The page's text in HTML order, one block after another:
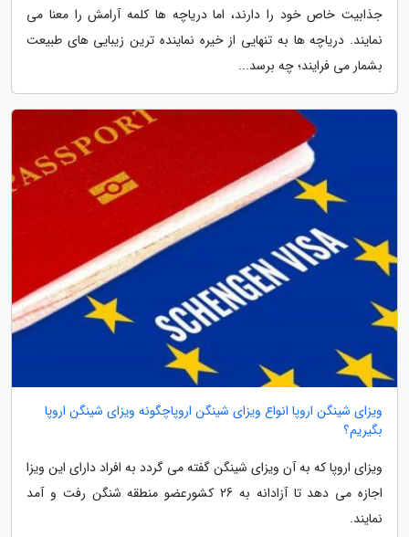
جذابیت خاص خود را دارند، اما دریاچه ها کلمه آرامش را معنا می
نمایند. دریاچه ها به تنهایی از خیره نماینده ترین زیبایی های طبیعت
بشمار می فرایند؛ چه برسد...
ویزای شینگن اروپا انواع ویزای شینگن اروپاچگونه ویزای شینگن اروپا
بگیریم؟
ویزای اروپا که به آن ویزای شینگن گفته می گردد به افراد دارای این ویزا
اجازه می دهد تا آزادانه به 26 کشورعضو منطقه شنگن رفت و آمد
نمایند.